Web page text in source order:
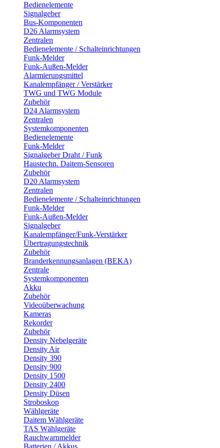
Bedienelemente
Signalgeber
Bus-Komponenten
D26 Alarmsystem
Zentralen
Bedienelemente / Schalteinrichtungen
Funk-Melder
Funk-Außen-Melder
Alarmierungsmittel
Kanalempfänger / Verstärker
TWG und TWG Module
Zubehör
D24 Alarmsystem
Zentralen
Systemkomponenten
Bedienelemente
Funk-Melder
Signalgeber Draht / Funk
Haustechn. Daitem-Sensoren
Zubehör
D20 Alarmsystem
Zentralen
Bedienelemente / Schalteinrichtungen
Funk-Melder
Funk-Außen-Melder
Signalgeber
Kanalempfänger/Funk-Verstärker
Übertragungstechnik
Zubehör
Branderkennungsanlagen (BEKA)
Zentrale
Systemkomponenten
Akku
Zubehör
Videoüberwachung
Kameras
Rekorder
Zubehör
Density Nebelgeräte
Density Air
Density 390
Density 900
Density 1500
Density 2400
Density Düsen
Stroboskop
Wählgeräte
Daitem Wählgeräte
TAS Wählgeräte
Rauchwarnmelder
Batterien / Akkus